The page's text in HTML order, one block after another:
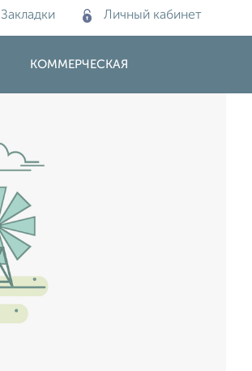
Закладки Личный кабинет
КОММЕРЧЕСКАЯ